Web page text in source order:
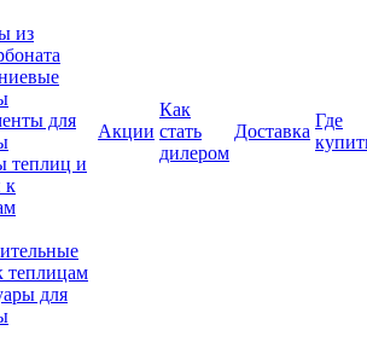
из
для
теплиц и
к
теплицам
для
Акции
Как
стать
дилером
Доставка
Где